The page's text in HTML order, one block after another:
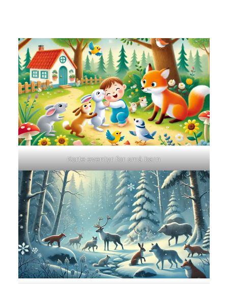
Korte eventyr for små barn